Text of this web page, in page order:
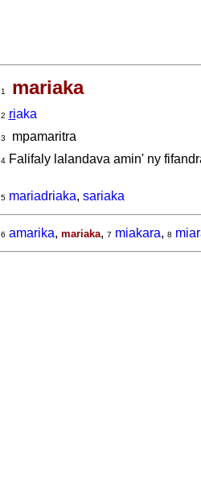
1 mariaka
2 riaka
3
mpamaritra
4Falifaly lalandava amin' ny
5 mariadriaka, sariaka
6 amarika, mariaka, 7 miakara, 8